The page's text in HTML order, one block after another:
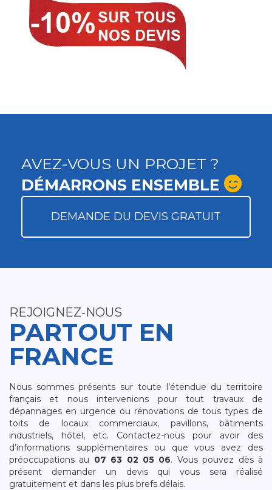
AVEZ-VOUS UN PROJET ?
DÉMARRONS ENSEMBLE
DEMANDE DU DEVIS GRATUIT
REJOIGNEZ-NOUS
PARTOUT EN
FRANCE
Nous sommes présents sur toute l’étendue du territoire
français et nous intervenions pour tout travaux de
dépannages en urgence ou rénovations de tous types de
toits de locaux commerciaux, pavillons, bâtiments
industriels, hôtel, etc. Contactez-nous pour avoir des
d’informations supplémentaires ou que vous avez des
préoccupations au 07 63 02 05 06. Vous pouvez dès à
présent demander un devis qui vous sera réalisé
gratuitement et dans les plus brefs délais.